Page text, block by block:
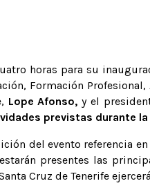
horas para su
Formación
Lope Afonso, y el
previstas durante
del evento referencia
presentes las
Cruz de Tenerife